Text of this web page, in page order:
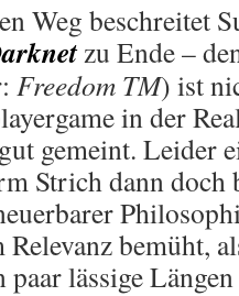
Weg beschreitet
zu Ende –
Freedom TM) ist
in der
gemeint. Leider
Strich dann doch
bemüht,
paar lässige